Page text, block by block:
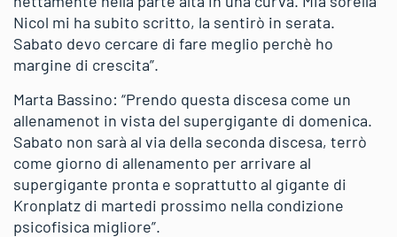
Nicol mi ha subito scritto, la sentirò in serata.
Sabato devo cercare di fare meglio perchè ho
margine di crescita”.
Marta Bassino: “Prendo questa discesa come un
allenamenot in vista del supergigante di domenica.
Sabato non sarà al via della seconda discesa, terrò
come giorno di allenamento per arrivare al
supergigante pronta e soprattutto al gigante di
Kronplatz di martedi prossimo nella condizione
psicofisica migliore”.